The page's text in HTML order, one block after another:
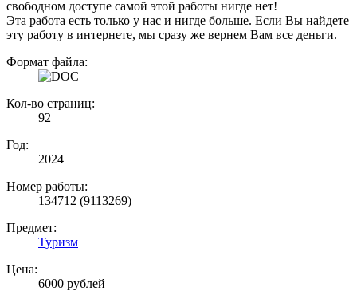
свободном доступе самой этой работы нигде нет!
Эта работа есть только у нас и нигде больше. Если Вы найдете
эту работу в интернете, мы сразу же вернем Вам все деньги.
Формат файла:
Кол-во страниц:
92
Год:
2024
Номер работы:
134712 (9113269)
Предмет:
Туризм
Цена:
6000 рублей